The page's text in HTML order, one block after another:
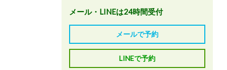
メール・LINEは24時間受付
メールで予約
LINEで予約